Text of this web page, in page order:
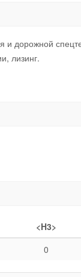
и дорожной
лизинг.
<H3>
0